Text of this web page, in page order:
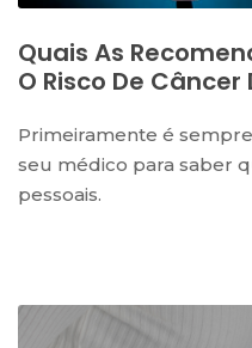
Quais As
O Risco De Câncer
Primeiramente é
seu médico para saber
pessoais.